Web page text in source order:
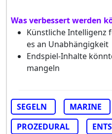
Was verbessert werden
Künstliche Intelligenz
es an Unabhängigkeit
Endspiel-Inhalte
mangeln
SEGELN MARINE
PROZEDURAL